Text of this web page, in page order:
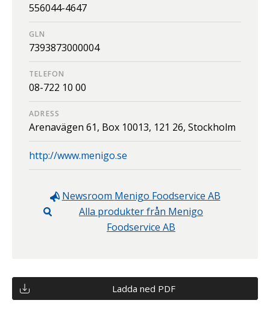
556044-4647
GLN
7393873000004
TELEFON
08-722 10 00
ADRESS
Arenavägen 61, Box 10013, 121 26, Stockholm
http://www.menigo.se
Newsroom Menigo Foodservice AB
Alla produkter från Menigo
Foodservice AB
Ladda ned PDF